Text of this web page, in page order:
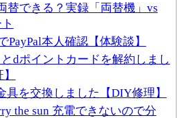
替できる？実録「両替機」vs
PayPal本人確認【体験談】
dポイントカードを解約しまし
具を交換しました【DIY修理】
the sun 充電できないので分